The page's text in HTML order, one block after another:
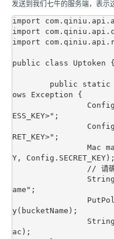
发送到我们七牛的服务端，表示
import
import
import
public class Uptoken {
ows Exception {
ESS_KEY>";
RET_KEY>";
Y, Config.SECRET_KEY);
ame";
y(bucketName);
ac);